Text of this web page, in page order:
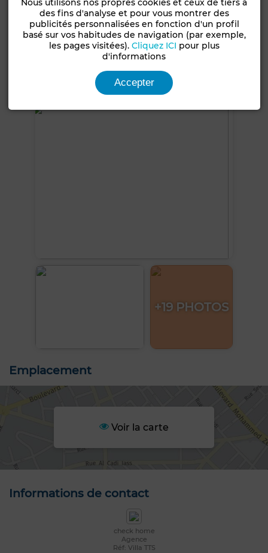
Climatisation Chauffage central Sécurité
Double vitrage Porte blindée Cuisine équipée
Four Micro-ondes
Voir plus de photos
+19 PHOTOS
Emplacement
Voir la carte
Informations de contact
check home
Agence
Réf: Villa TTS
Nous utilisons nos propres cookies et ceux de tiers à
des fins d'analyse et pour vous montrer des
publicités personnalisées en fonction d'un profil
basé sur vos habitudes de navigation (par exemple,
les pages visitées). Cliquez ICI pour plus
d'informations
Accepter